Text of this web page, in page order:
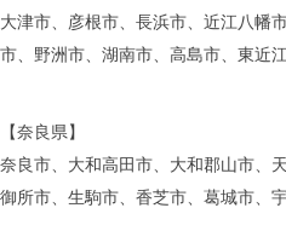
大津市、彦根市、長浜市、近江八幡
市、野洲市、湖南市、高島市、東近
【奈良県】
奈良市、大和高田市、大和郡山市、
御所市、生駒市、香芝市、葛城市、